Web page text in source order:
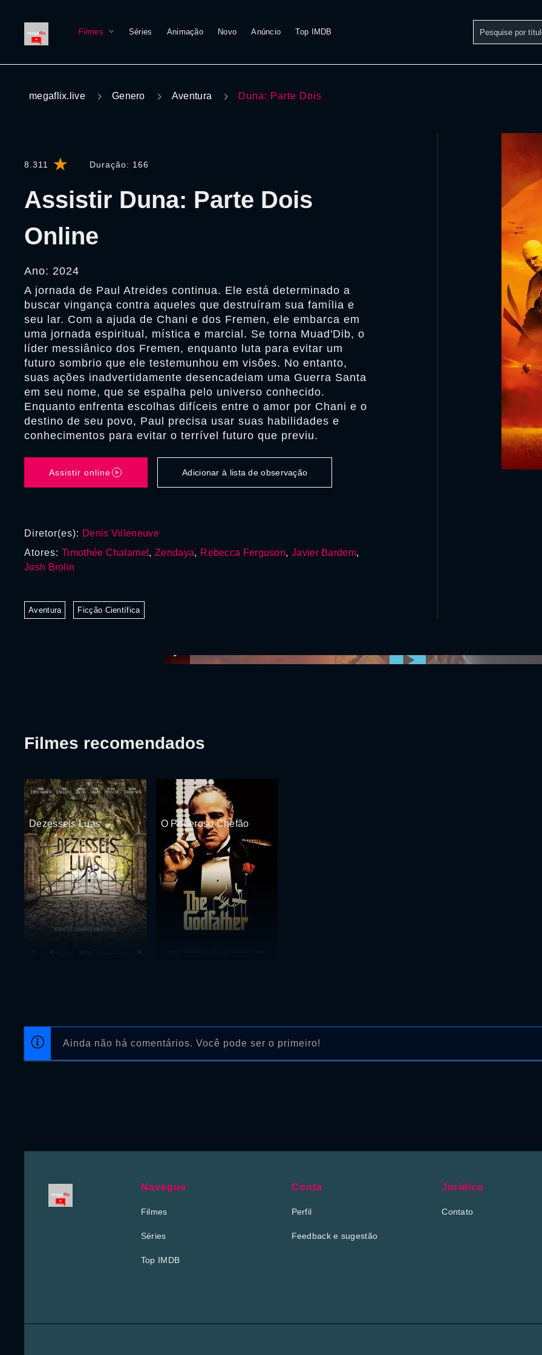
Filmes Séries Animação Novo Anúncio Top IMDB
megaflix.live Genero Aventura Duna: Parte Dois
8.311 Duração: 166
Assistir Duna: Parte Dois
Online
Ano: 2024
A jornada de Paul Atreides continua. Ele está determinado a
buscar vingança contra aqueles que destruíram sua família e
seu lar. Com a ajuda de Chani e dos Fremen, ele embarca em
uma jornada espiritual, mística e marcial. Se torna Muad'Dib, o
líder messiânico dos Fremen, enquanto luta para evitar um
futuro sombrio que ele testemunhou em visões. No entanto,
suas ações inadvertidamente desencadeiam uma Guerra Santa
em seu nome, que se espalha pelo universo conhecido.
Enquanto enfrenta escolhas difíceis entre o amor por Chani e o
destino de seu povo, Paul precisa usar suas habilidades e
conhecimentos para evitar o terrível futuro que previu.
Assistir online Adicionar à lista de observação
Diretor(es): Denis Villeneuve
Atores: Timothée Chalamet,Zendaya, Rebecca Ferguson,Javier Bardem,
Josh Brolin
Aventura Ficção Científica
Ainda não há comentários. Você pode ser o primeiro!
Filmes recomendados
Dezesseis Luas O Poderoso Chefão
Navegue
Filmes
Séries
Top IMDB
Conta
Perfil
Feedback e sugestão
Jurídico
Contato